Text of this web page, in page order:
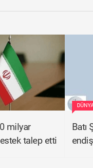
milyar
talep etti
Batı